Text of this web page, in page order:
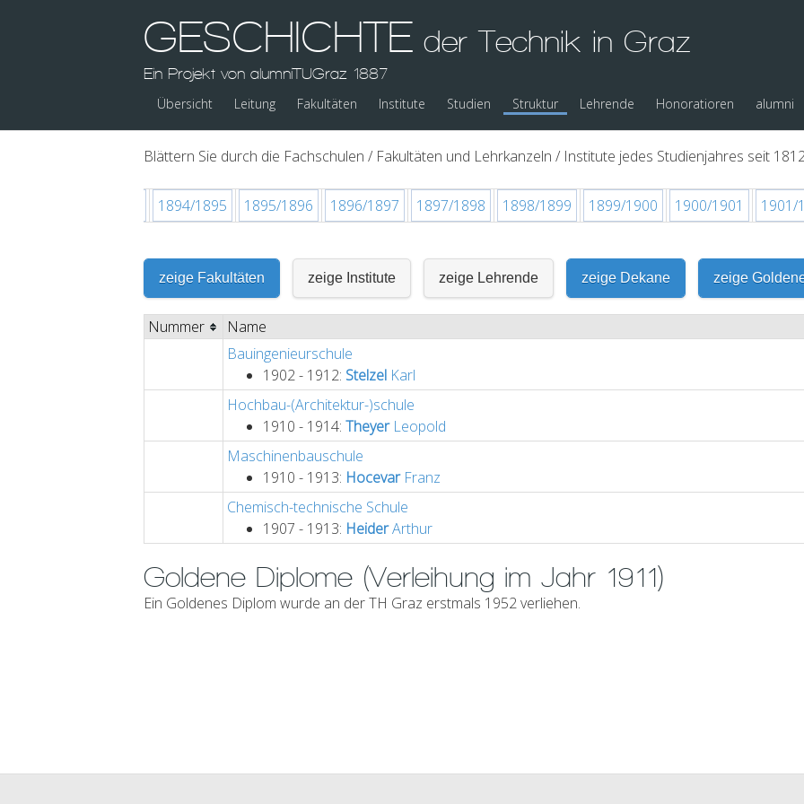
GESCHICHTE der Technik in Graz
Ein Projekt von alumniTUGraz 1887
Übersicht Leitung Fakultäten Institute Studien Struktur Lehrende Honoratioren alumni
Blättern Sie durch die Fachschulen / Fakultäten und Lehrkanzeln / Institute jedes Studienjahres seit
1894/1895 1895/1896 1896/1897 1897/1898 1898/1899 1899/1900 1900/1901 1901/
zeige Fakultäten zeige Institute zeige Lehrende zeige Dekane zeige
Nummer Name
Bauingenieurschule
1902 - 1912: Stelzel Karl
Hochbau-(Architektur-)schule
1910 - 1914: TheyerLeopold
Maschinenbauschule
1910 - 1913: HocevarFranz
Chemisch-technische Schule
1907 - 1913: HeiderArthur
Goldene Diplome (Verleihung im Jahr 1911)
Ein Goldenes Diplom wurde an der TH Graz erstmals 1952 verliehen.